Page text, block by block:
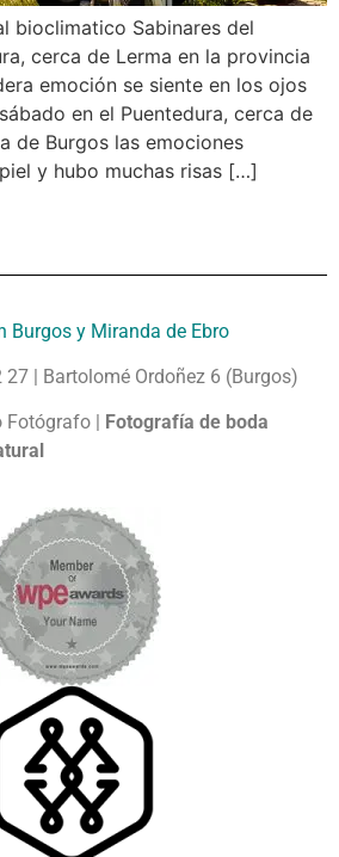
bioclimatico Sabinares del
cerca de Lerma en la provincia
emoción se siente en los ojos
en el Puentedura, cerca de
de Burgos las emociones
y hubo muchas risas […]
Burgos y Miranda de Ebro
27 | Bartolomé Ordoñez 6 (Burgos)
|
Fotografía de boda